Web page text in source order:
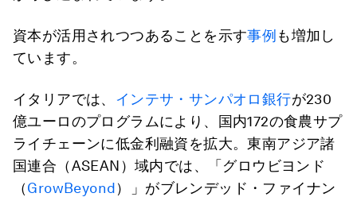
資本が活用されつつあることを示す事例 も増加し
ています。
イタリアでは、 インテサ・サンパオロ銀行が230
億ユーロのプログラムにより、国内172の食農サプ
ライチェーンに低金利融資を拡大。東南アジア諸
国連合（ASEAN）域内では、「グロウビヨンド
（GrowBeyond）」がブレンデッド・ファイナン